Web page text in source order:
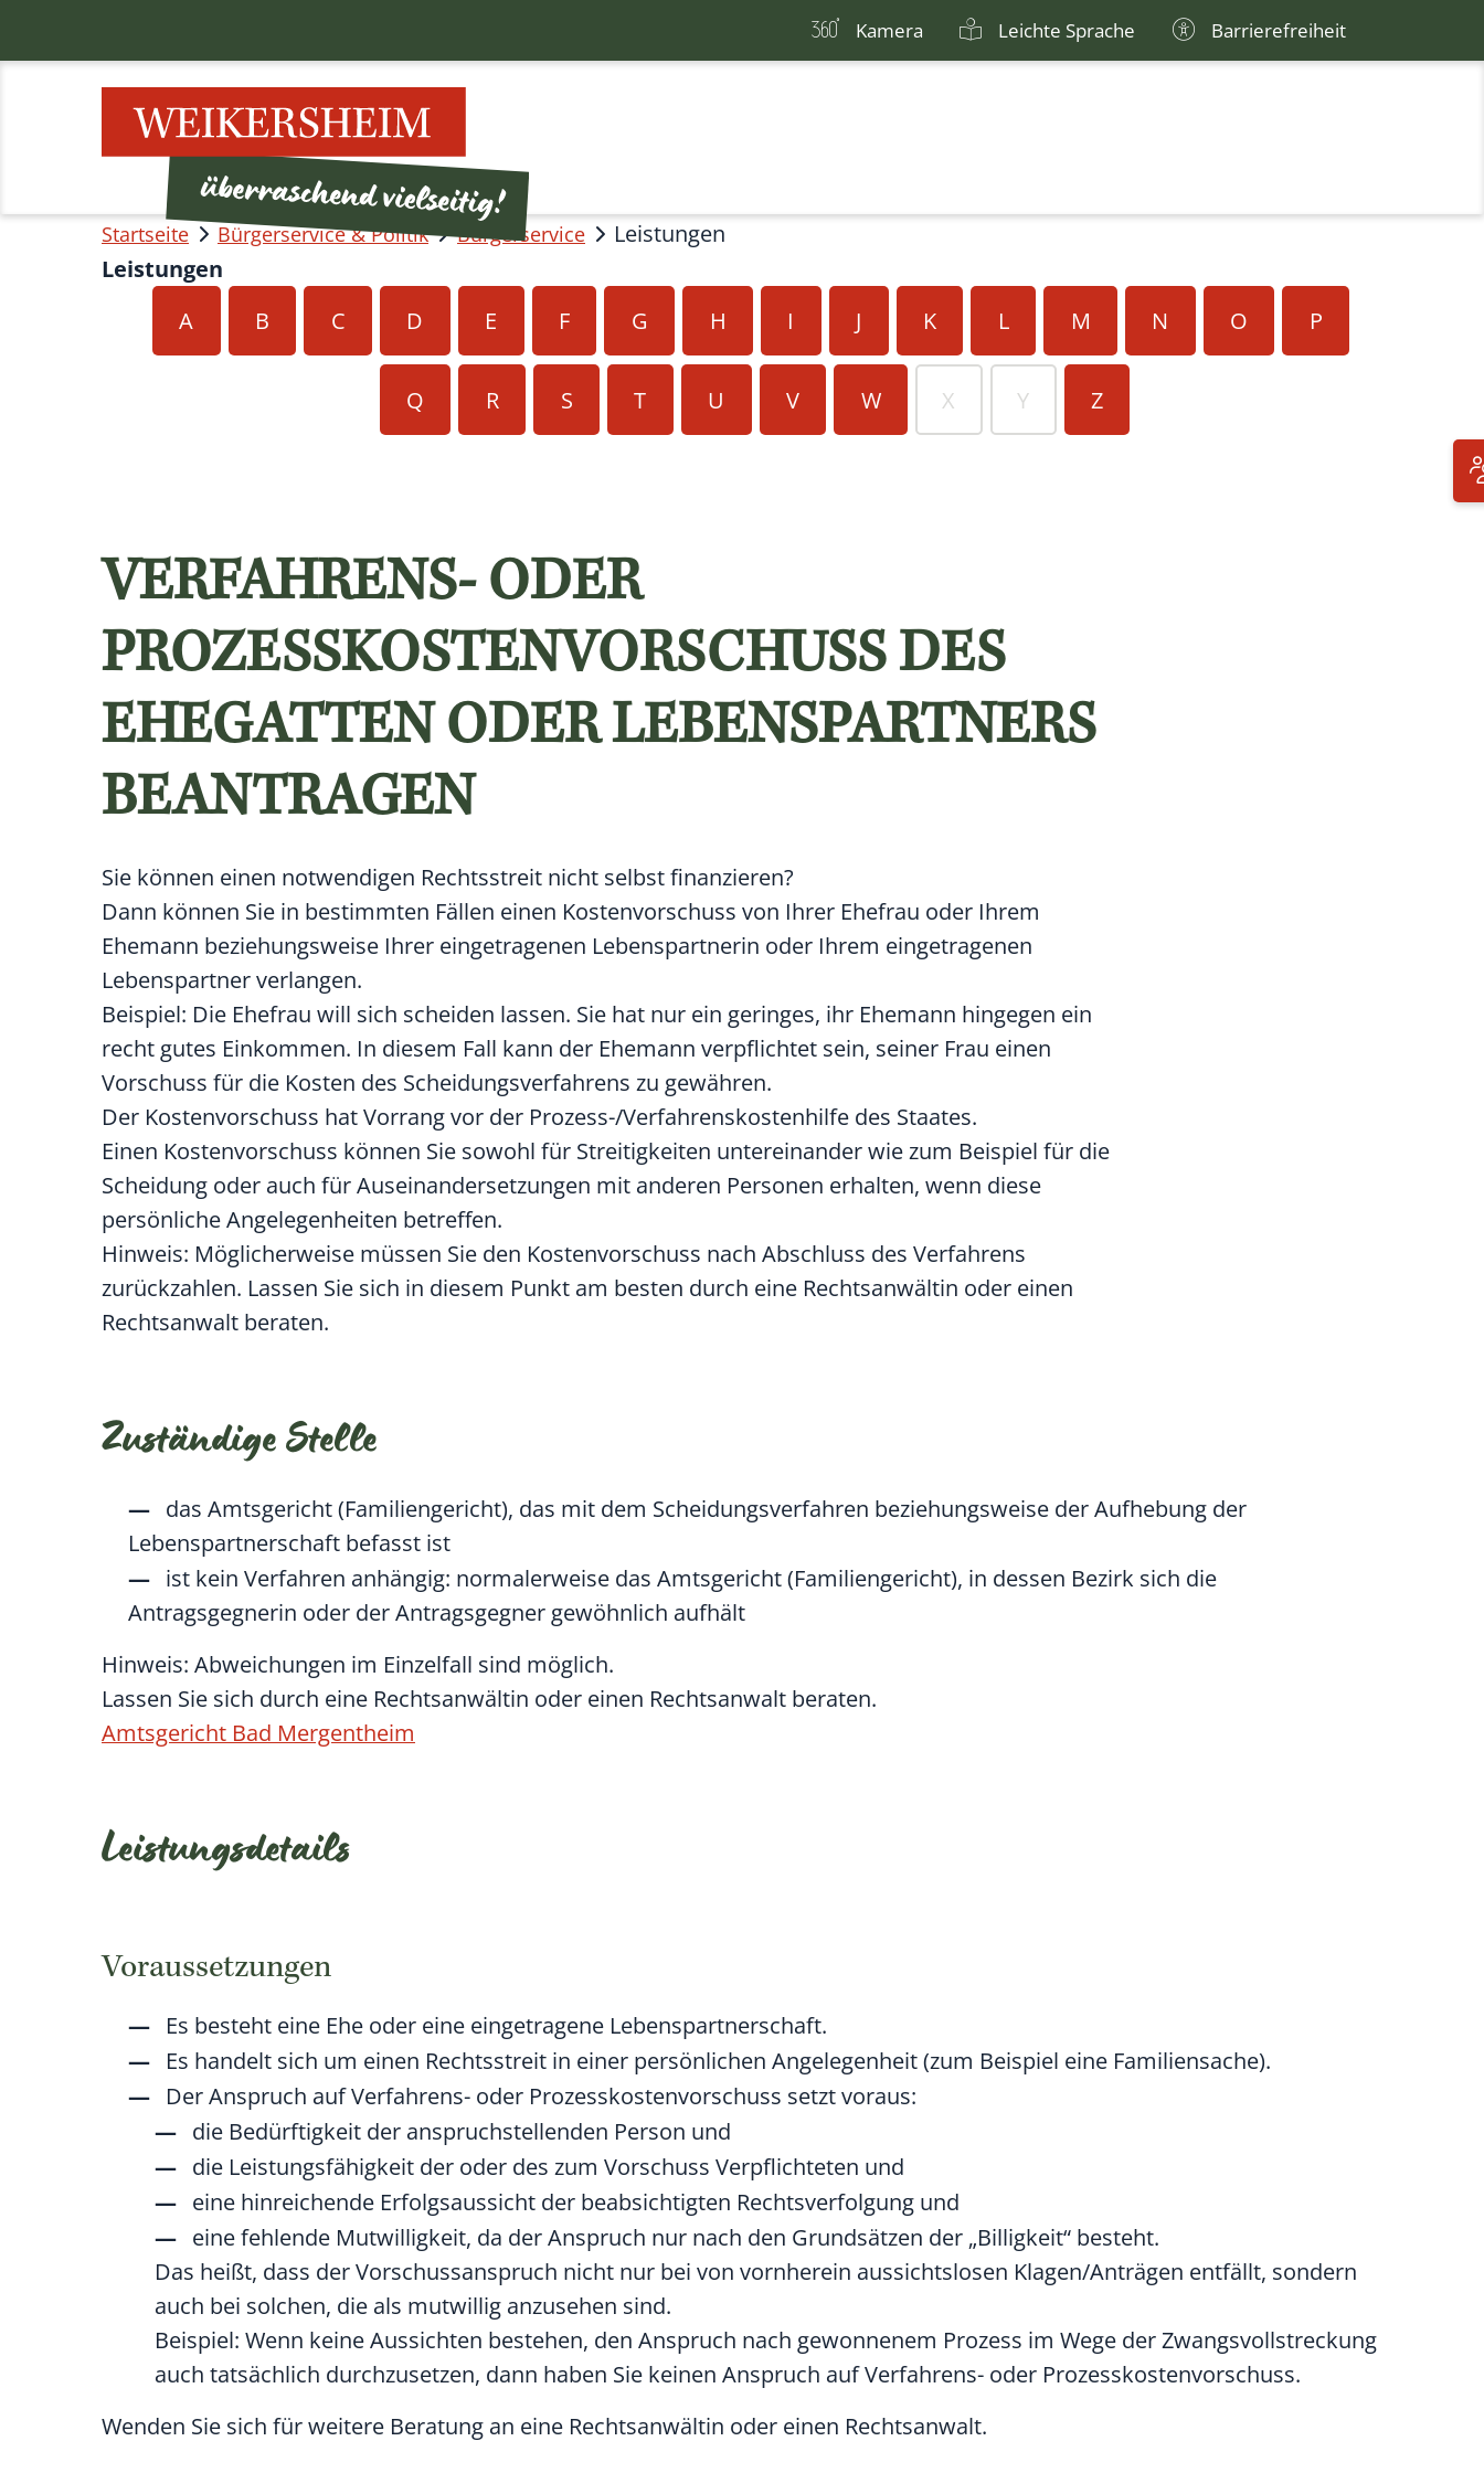
Kamera Leichte Sprache Barrierefreiheit
Startseite Bürgerservice & Politik Bürgerservice
Leistungen
Leistungen
A
B C D E F G H I J K L M N O P
Q R S T U V W X Y Z
VERFAHRENS- ODER
PROZESSKOSTENVORSCHUSS DES
EHEGATTEN ODER LEBENSPARTNERS
BEANTRAGEN
Sie können einen notwendigen Rechtsstreit nicht selbst finanzieren?
Dann können Sie in bestimmten Fällen einen Kostenvorschuss von Ihrer Ehefrau oder Ihrem
Ehemann beziehungsweise Ihrer eingetragenen Lebenspartnerin oder Ihrem eingetragenen
Lebenspartner verlangen.
Beispiel: Die Ehefrau will sich scheiden lassen. Sie hat nur ein geringes, ihr Ehemann hingegen ein
recht gutes Einkommen. In diesem Fall kann der Ehemann verpflichtet sein, seiner Frau einen
Vorschuss für die Kosten des Scheidungsverfahrens zu gewähren.
Der Kostenvorschuss hat Vorrang vor der Prozess-/Verfahrenskostenhilfe des Staates.
Einen Kostenvorschuss können Sie sowohl für Streitigkeiten untereinanderwie zum Beispiel für die
Scheidung oder auch für Auseinandersetzungen mit anderen Personen erhalten, wenn diese
persönliche Angelegenheiten betreffen.
Hinweis: Möglicherweise müssen Sie den Kostenvorschuss nach Abschluss des Verfahrens
zurückzahlen. Lassen Sie sich in diesem Punkt am besten durch eine Rechtsanwältin oder einen
Rechtsanwalt beraten.
Zuständige Stelle
das Amtsgericht (Familiengericht), das mit dem Scheidungsverfahren beziehungsweise der Aufhebung der
Lebenspartnerschaft befasst ist
ist kein Verfahren anhängig: normalerweise das Amtsgericht (Familiengericht), in dessen Bezirk sich die
Antragsgegnerin oder der Antragsgegner gewöhnlich aufhält
Hinweis: Abweichungen im Einzelfall sind möglich.
Lassen Sie sich durch eine Rechtsanwältin oder einen Rechtsanwalt beraten.
Amtsgericht Bad Mergentheim
Leistungsdetails
Voraussetzungen
Es besteht eine Ehe oder eine eingetragene Lebenspartnerschaft.
Es handelt sich um einen Rechtsstreit in einer persönlichen Angelegenheit(zum Beispiel eine Familiensache).
Der Anspruch auf Verfahrens- oder Prozesskostenvorschuss setzt voraus:
die Bedürftigkeit der anspruchstellenden Person und
die Leistungsfähigkeit der oder des zum Vorschuss Verpflichteten und
eine hinreichende Erfolgsaussicht der beabsichtigten Rechtsverfolgung und
eine fehlende Mutwilligkeit, da der Anspruch nur nach den Grundsätzen der „Billigkeit“ besteht.
Das heißt, dass der Vorschussanspruch nicht nur bei von vornherein aussichtslosen Klagen/Anträgen entfällt, sondern
auch bei solchen, die als mutwillig anzusehen sind.
Beispiel: Wenn keine Aussichten bestehen, den Anspruch nach gewonnenem Prozess im Wege der Zwangsvollstreckung
auch tatsächlich durchzusetzen, dann haben Sie keinen Anspruch auf Verfahrens- oder Prozesskostenvorschuss.
Wenden Sie sich für weitere Beratung an eine Rechtsanwältin oder einen Rechtsanwalt.